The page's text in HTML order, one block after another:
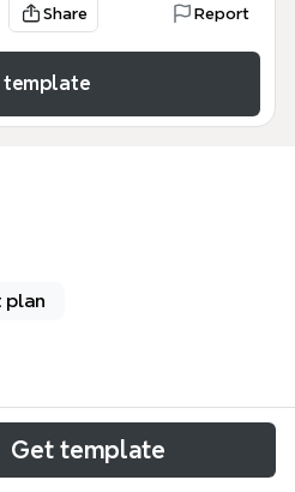
Share Report
template
plan
盖形象、阅读、专业技能、生
人脉、家庭、健康、资本、
Get template